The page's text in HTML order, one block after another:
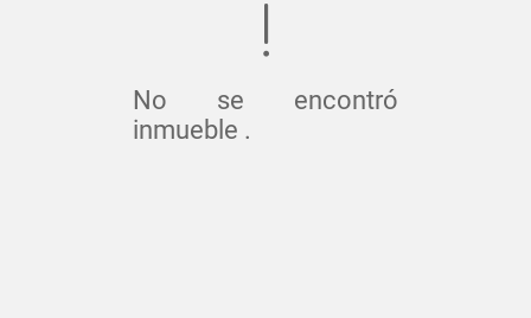
No se encontró
inmueble .